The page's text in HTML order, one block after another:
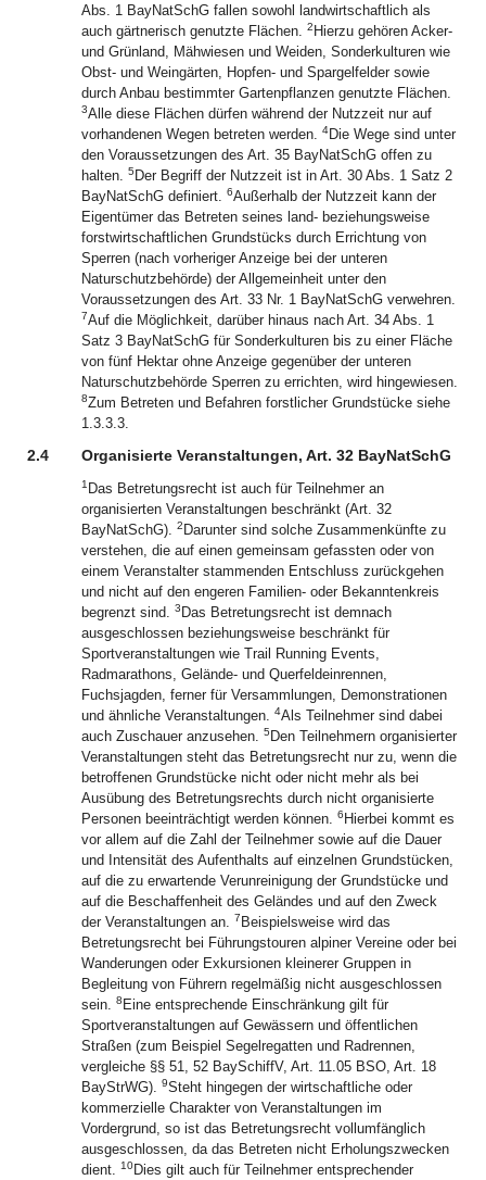
Abs. 1 BayNatSchG fallen sowohl landwirtschaftlich als
auch gärtnerisch genutzte Flächen. 2 Hierzu gehören Acker-
und Grünland, Mähwiesen und Weiden, Sonderkulturen wie
Obst- und Weingärten, Hopfen- und Spargelfelder sowie
durch Anbau bestimmter Gartenpflanzen genutzte Flächen.
3Alle diese Flächen dürfen während der Nutzzeit nur auf
vorhandenen Wegen betreten werden. 4Die Wege sind unter
den Voraussetzungen des Art. 35 BayNatSchG offen zu
halten. 5 Der Begriff der Nutzzeit ist in Art. 30 Abs. 1 Satz 2
BayNatSchG definiert. 6Außerhalb der Nutzzeit kann der
Eigentümer das Betreten seines land- beziehungsweise
forstwirtschaftlichen Grundstücks durch Errichtung von
Sperren (nach vorheriger Anzeige bei der unteren
Naturschutzbehörde) der Allgemeinheit unter den
Voraussetzungen des Art. 33 Nr. 1 BayNatSchG verwehren.
7Auf die Möglichkeit, darüber hinaus nach Art. 34 Abs. 1
Satz 3 BayNatSchG für Sonderkulturen bis zu einer Fläche
von fünf Hektar ohne Anzeige gegenüber der unteren
Naturschutzbehörde Sperren zu errichten, wird hingewiesen.
8Zum Betreten und Befahren forstlicher Grundstücke siehe
1.3.3.3.
2.4 Organisierte Veranstaltungen, Art. 32 BayNatSchG
1 Das Betretungsrecht ist auch für Teilnehmer an
organisierten Veranstaltungen beschränkt (Art. 32
BayNatSchG). 2 Darunter sind solche Zusammenkünfte zu
verstehen, die auf einen gemeinsam gefassten oder von
einem Veranstalter stammenden Entschluss zurückgehen
und nicht auf den engeren Familien- oder Bekanntenkreis
begrenzt sind. 3 Das Betretungsrecht ist demnach
ausgeschlossen beziehungsweise beschränkt für
Sportveranstaltungen wie Trail Running Events,
Radmarathons, Gelände- und Querfeldeinrennen,
Fuchsjagden, ferner für Versammlungen, Demonstrationen
und ähnliche Veranstaltungen. 4Als Teilnehmer sind dabei
auch Zuschauer anzusehen. 5 Den Teilnehmern organisierter
Veranstaltungen steht das Betretungsrecht nur zu, wenn die
betroffenen Grundstücke nicht oder nicht mehr als bei
Ausübung des Betretungsrechts durch nicht organisierte
Personen beeinträchtigt werden können. 6 Hierbei kommt es
vor allem auf die Zahl der Teilnehmer sowie auf die Dauer
und Intensität des Aufenthalts auf einzelnen Grundstücken,
auf die zu erwartende Verunreinigung der Grundstücke und
auf die Beschaffenheit des Geländes und auf den Zweck
der Veranstaltungen an. 7 Beispielsweise wird das
Betretungsrecht bei Führungstouren alpiner Vereine oder bei
Wanderungen oder Exkursionen kleinerer Gruppen in
Begleitung von Führern regelmäßig nicht ausgeschlossen
sein. 8 Eine entsprechende Einschränkung gilt für
Sportveranstaltungen auf Gewässern und öffentlichen
Straßen (zum Beispiel Segelregatten und Radrennen,
vergleiche §§ 51, 52 BaySchiffV, Art. 11.05 BSO, Art. 18
BayStrWG). 9Steht hingegen der wirtschaftliche oder
kommerzielle Charakter von Veranstaltungen im
Vordergrund, so ist das Betretungsrecht vollumfänglich
ausgeschlossen, da das Betreten nicht Erholungszwecken
dient. 10Dies gilt auch für Teilnehmer entsprechender